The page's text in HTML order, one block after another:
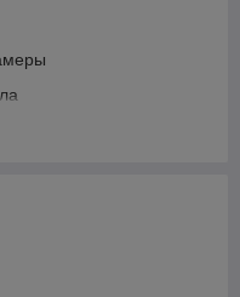
вариатор, цепи)
и зажигание
подшипники
вариатор, цепи)